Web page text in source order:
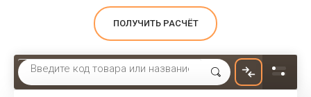
ПОЛУЧИТЬ РАСЧЁТ